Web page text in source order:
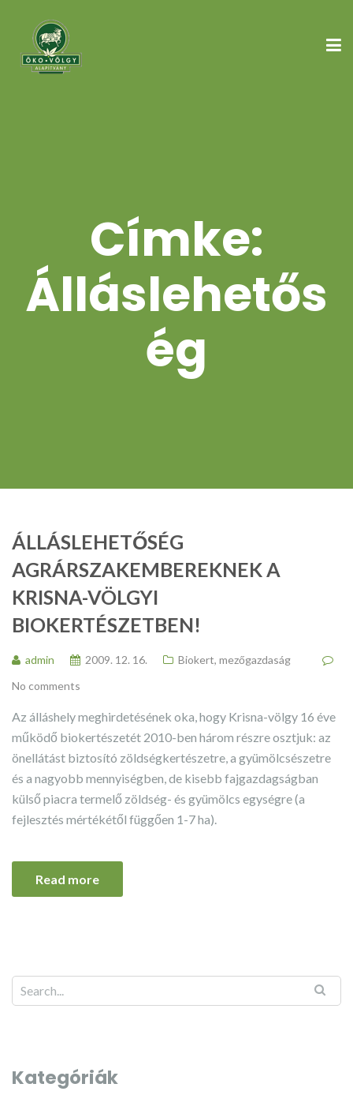
Címke:
Álláslehetős
ég
ÁLLÁSLEHETŐSÉG
AGRÁRSZAKEMBEREKNEK A
KRISNA-VÖLGYI
BIOKERTÉSZETBEN!
admin 2009. 12. 16.
Biokert, mezőgazdaság
No comments
Az álláshely meghirdetésének oka, hogy Krisna-völgy 16 éve
működő biokertészetét 2010-ben három részre osztjuk: az
önellátást biztosító zöldségkertészetre, a gyümölcsészetre
és a nagyobb mennyiségben, de kisebb fajgazdagságban
külső piacra termelő zöldség- és gyümölcs egységre (a
fejlesztés mértékétől függően 1-7 ha).
Read more
Kategóriák